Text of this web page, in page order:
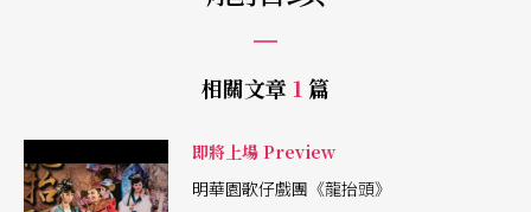
相關文章 1 篇
即將上場 Preview
明華園歌仔戲團《龍抬頭》